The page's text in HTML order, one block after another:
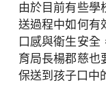
由於目前有些學
送過程中如何有
口感與衛生安全
育局長楊郡慈也
保送到孩子口中